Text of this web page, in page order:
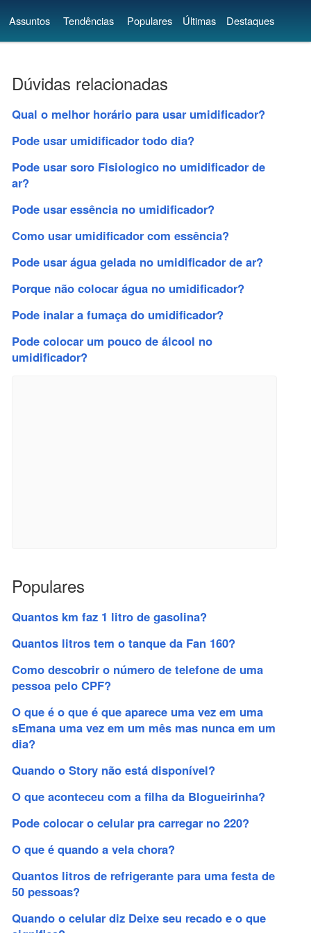
Assuntos Tendências Populares Últimas Destaques
Dúvidas relacionadas
Qual o melhor horário para usar umidificador?
Pode usar umidificador todo dia?
Pode usar soro Fisiologico no umidificador de
ar?
Pode usar essência no umidificador?
Como usar umidificador com essência?
Pode usar água gelada no umidificador de ar?
Porque não colocar água no umidificador?
Pode inalar a fumaça do umidificador?
Pode colocar um pouco de álcool no
umidificador?
Populares
Quantos km faz 1 litro de gasolina?
Quantos litros tem o tanque da Fan 160?
Como descobrir o número de telefone de uma
pessoa pelo CPF?
O que é o que é que aparece uma vez em uma
sEmana uma vez em um mês mas nunca em um
dia?
Quando o Story não está disponível?
O que aconteceu com a filha da Blogueirinha?
Pode colocar o celular pra carregar no 220?
O que é quando a vela chora?
Quantos litros de refrigerante para uma festa de
50 pessoas?
Quando o celular diz Deixe seu recado e o que